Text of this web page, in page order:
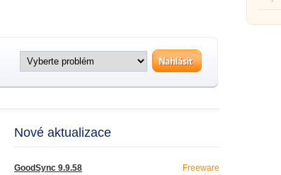
Nové aktualizace
GoodSync 9.9.58 Freeware